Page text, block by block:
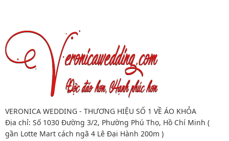
VERONICA WEDDING - THƯƠNG HIỆU SỐ 1 VỀ ÁO KHỎA
Địa chỉ: Số 1030 Đường 3/2, Phường Phú Thọ, Hồ Chí Minh (
gần Lotte Mart cách ngã 4 Lê Đại Hành 200m )